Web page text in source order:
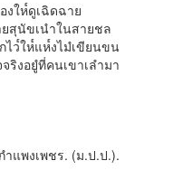
ห๎ดูเฉิดฉาย
นัขเนำในสายชล
ว๎ให๎แห๎งไมํเขียนขน
งอยูํที่คนเขาเลำมา
แพงเพชร. (ม.ป.ป.).